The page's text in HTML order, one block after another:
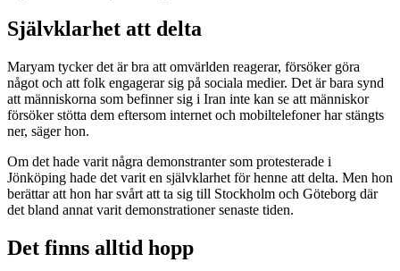
Självklarhet att delta
Maryam tycker det är bra att omvärlden reagerar, försöker göra
något och att folk engagerar sig på sociala medier. Det är bara synd
att människorna som befinner sig i Iran inte kan se att människor
försöker stötta dem eftersom internet och mobiltelefoner har stängts
ner, säger hon.
Om det hade varit några demonstranter som protesterade i
Jönköping hade det varit en självklarhet för henne att delta. Men hon
berättar att hon har svårt att ta sig till Stockholm och Göteborg där
det bland annat varit demonstrationer senaste tiden.
Det finns alltid hopp